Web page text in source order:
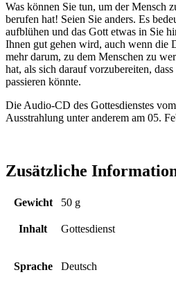
Was können Sie tun, um der Mensch
berufen hat! Seien Sie anders. Es
aufblühen und das Gott etwas in Sie
Ihnen gut gehen wird, auch wenn die
mehr darum, zu dem Menschen zu
hat, als sich darauf vorzubereiten,
passieren könnte.
Die Audio-CD des Gottesdienstes
Ausstrahlung unter anderem am 05.
Zusätzliche
Gewicht 50 g
Inhalt Gottesdienst
Sprache Deutsch